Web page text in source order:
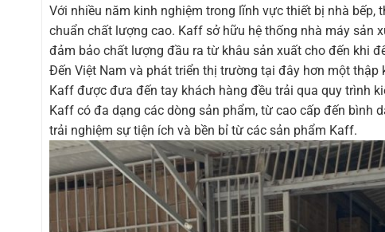
Với nhiều năm kinh nghiệm trong lĩnh vực thiết bị nhà
chuẩn chất lượng cao. Kaff sở hữu hệ thống nhà máy sản
đảm bảo chất lượng đầu ra từ khâu sản xuất cho đến khi
Đến Việt Nam và phát triển thị trường tại đây hơn một
Kaff được đưa đến tay khách hàng đều trải qua quy trình
Kaff có đa dạng các dòng sản phẩm, từ cao cấp đến bình
trải nghiệm sự tiện ích và bền bỉ từ các sản phẩm Kaff.